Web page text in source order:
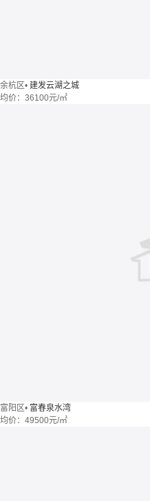
余杭区• 建发云湖之城
均价： 36100元/㎡
富阳区• 富春泉水湾
均价： 49500元/㎡